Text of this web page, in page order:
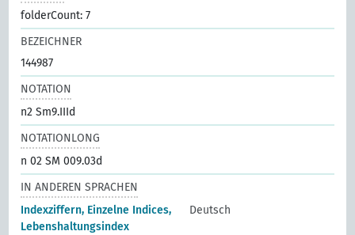
folderCount: 7
BEZEICHNER
144987
NOTATION
n2 Sm9.IIId
NOTATIONLONG
n 02 SM 009.03d
IN ANDEREN SPRACHEN
Indexziffern, Einzelne Indices,
Lebenshaltungsindex
Deutsch